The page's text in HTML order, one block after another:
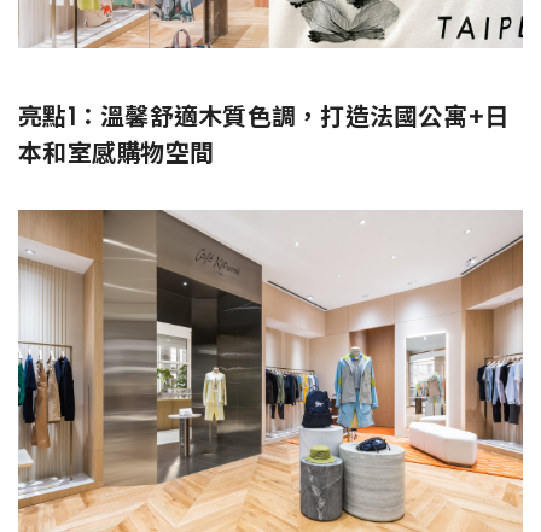
亮點1：溫馨舒適木質色調，打造法國公寓+日
本和室感購物空間